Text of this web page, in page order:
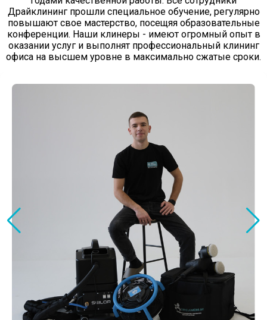
Драйклининг прошли специальное обучение, регулярно
повышают свое мастерство, посещяя образовательные
конференции. Наши клинеры - имеют огромный опыт в
оказании услуг и выполнят профессиональный клининг
офиса на высшем уровне в максимально сжатые сроки.